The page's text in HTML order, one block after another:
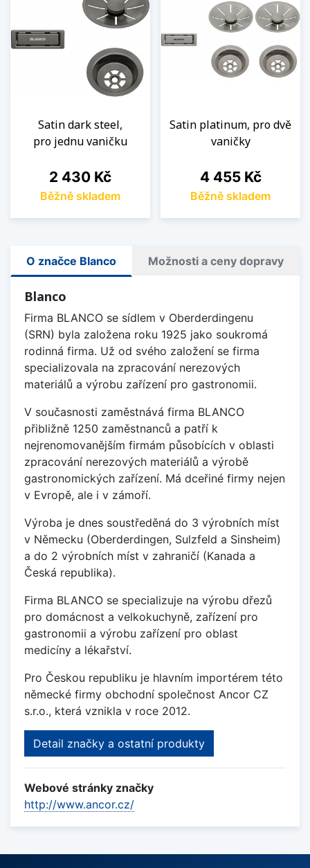
Satin dark steel,
pro jednu vaničku
Cena
2 430 Kč
Běžně skladem
Satin platinum, pro dvě
vaničky
Cena
4 455 Kč
Běžně skladem
O značce Blanco Možnosti a ceny dopravy
Blanco
Firma BLANCO se sídlem v Oberderdingenu
(SRN) byla založena roku 1925 jako soukromá
rodinná firma. Už od svého založení se firma
specializovala na zpracování nerezových
materiálů a výrobu zařízení pro gastronomii.
V současnosti zaměstnává firma BLANCO
přibližně 1250 zaměstnanců a patří k
nejrenomovanějším firmám působících v oblasti
zpracování nerezových materiálů a výrobě
gastronomických zařízení. Má dceřiné firmy nejen
v Evropě, ale i v zámoří.
Výroba je dnes soustředěná do 3 výrobních míst
v Německu (Oberderdingen, Sulzfeld a Sinsheim)
a do 2 výrobních míst v zahraničí (Kanada a
Česká republika).
Firma BLANCO se specializuje na výrobu dřezů
pro domácnost a velkokuchyně, zařízení pro
gastronomii a výrobu zařízení pro oblast
medicíny a lékařství.
Pro Českou republiku je hlavním importérem této
německé firmy obchodní společnost Ancor CZ
s.r.o., která vznikla v roce 2012.
Detail značky a ostatní produkty
Webové stránky značky
http://www.ancor.cz/